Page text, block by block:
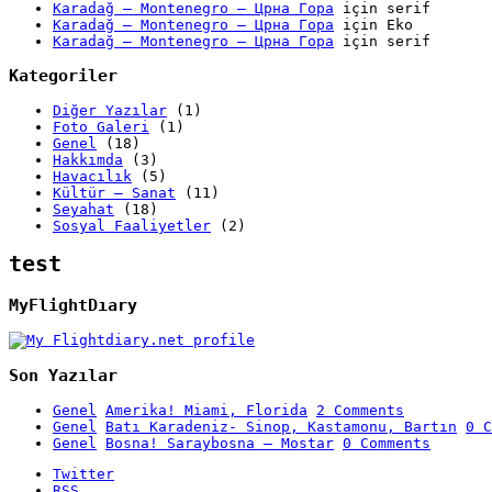
Karadağ – Montenegro – Црна Гора için serif
Karadağ – Montenegro – Црна Гора için Eko
Karadağ – Montenegro – Црна Гора için serif
Kategoriler
Diğer Yazılar (1)
Foto Galeri (1)
Genel (18)
Hakkımda (3)
Havacılık (5)
Kültür – Sanat (11)
Seyahat (18)
Sosyal Faaliyetler (2)
test
MyFlightDıary
Son Yazılar
Genel Amerika! Miami, Florida
2 Comments
Genel
Batı Karadeniz- Sinop, Kastamonu, Bartın 0
Genel
Bosna! Saraybosna – Mostar 0 Comments
Twitter